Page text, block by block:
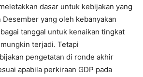
dasar untuk kebijakan yang
yang oleh kebanyakan
tanggal untuk kenaikan tingkat
terjadi. Tetapi
pengetatan di ronde akhir
apabila perkiraan GDP pada